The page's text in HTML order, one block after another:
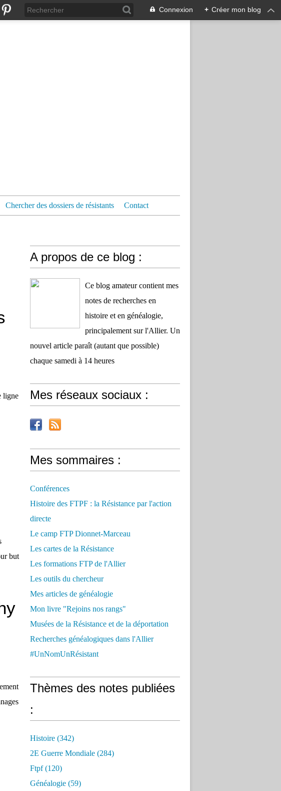
Connexion + Créer mon blog
Chercher des dossiers de résistants Contact
ligne
but
A propos de ce blog :
Ce blog amateur contient mes
notes de recherches en
histoire et en généalogie,
principalement sur l'Allier. Un
nouvel article paraît (autant que possible)
chaque samedi à 14 heures
Mes réseaux sociaux :
Mes sommaires :
Conférences
Histoire des FTPF : la Résistance par l'action
directe
Le camp FTP Dionnet-Marceau
Les cartes de la Résistance
Les formations FTP de l'Allier
Les outils du chercheur
Mes articles de généalogie
Mon livre "Rejoins nos rangs"
Musées de la Résistance et de la déportation
Recherches généalogiques dans l'Allier
#UnNomUnRésistant
Thèmes des notes publiées
:
Histoire (342)
2E Guerre Mondiale (284)
Ftpf (120)
Généalogie (59)